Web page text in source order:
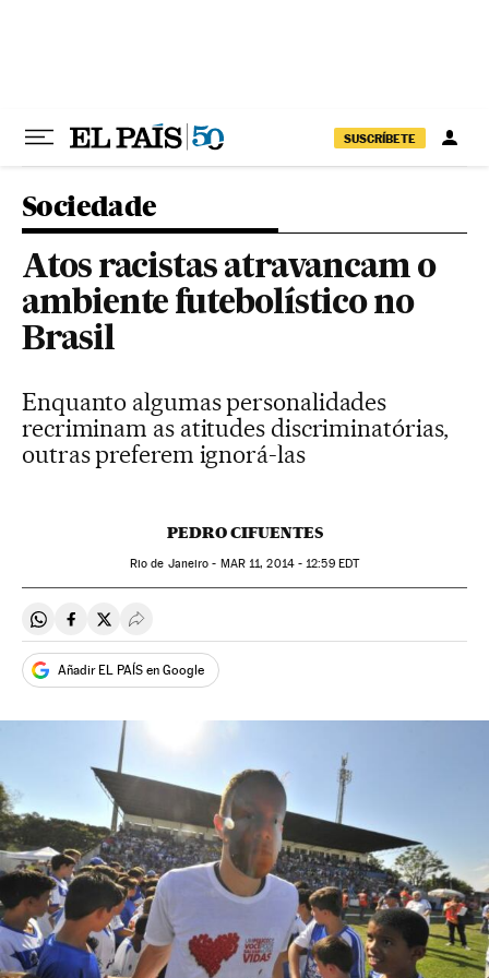
SUSCRÍBETE
Sociedade
Atos racistas atravancam o
ambiente futebolístico no
Brasil
Enquanto algumas personalidades
recriminam as atitudes discriminatórias,
outras preferem ignorá-las
PEDRO CIFUENTES
Rio de Janeiro - MAR11, 2014 - 12:59EDT
Compartir en Whatsapp
Compartir en Facebook
Compartir en Twitter
Desplegar Redes Sociales
Añadir EL PAÍS en Google